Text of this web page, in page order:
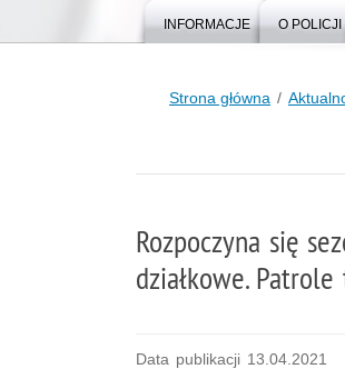
INFORMACJE O POLICJI
Strona główna
Rozpoczyna się
działkowe.
Data publikacji 13.04.2021